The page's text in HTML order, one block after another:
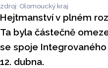
zdroj: Olomoucký kraj
Hejtmanství v plném
Ta byla částečně
se spoje
12. dubna.